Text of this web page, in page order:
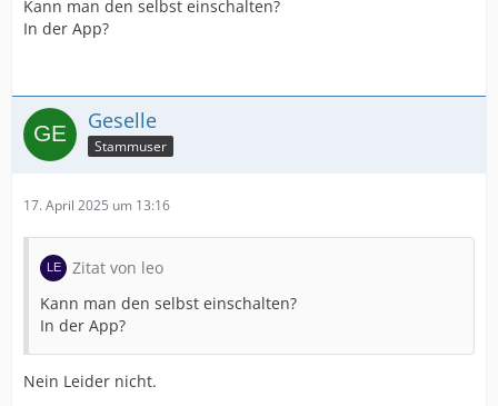
Kann man den selbst einschalten?
In der App?
Geselle
Stammuser
17. April 2025 um 13:16
Zitat von leo
Kann man den selbst einschalten?
In der App?
Nein Leider nicht.